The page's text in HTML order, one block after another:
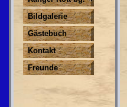
Bildgalerie
Gästebuch
Kontakt
Freunde